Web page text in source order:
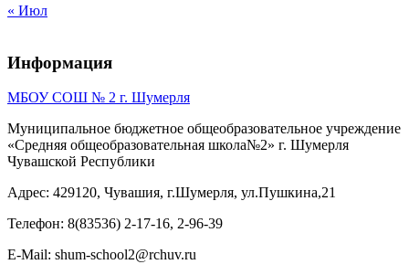
« Июл
Информация
МБОУ СОШ № 2 г. Шумерля
Муниципальное бюджетное общеобразовательное учреждение
«Средняя общеобразовательная школа№2» г. Шумерля
Чувашской Республики
Адрес: 429120, Чувашия, г.Шумерля, ул.Пушкина,21
Телефон: 8(83536) 2-17-16, 2-96-39
E-Mail: shum-school2@rchuv.ru